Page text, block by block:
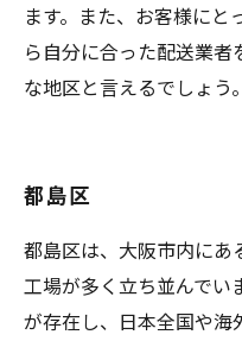
ます。また、お客様に
ら自分に合った配送業
な地区と言えるでしょう。
都島区
都島区は、大阪市内にあ
工場が多く立ち並んでい
が存在し、日本全国や海